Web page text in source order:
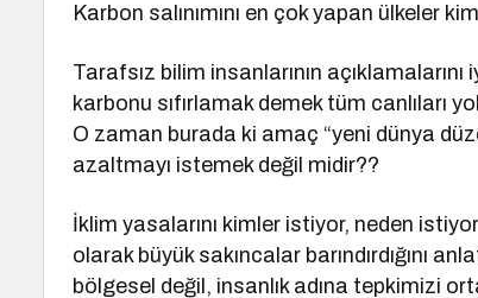
Karbon salınımını en çok yapan ülkeler
Tarafsız bilim insanlarının
karbonu sıfırlamak demek tüm canlıları
O zaman burada ki amaç “yeni dünya
azaltmayı istemek değil midir??
İklim yasalarını kimler istiyor, neden
olarak büyük sakıncalar barındırdığını
bölgesel değil, insanlık adına tepkimizi